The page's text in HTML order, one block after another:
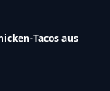
Tacos aus